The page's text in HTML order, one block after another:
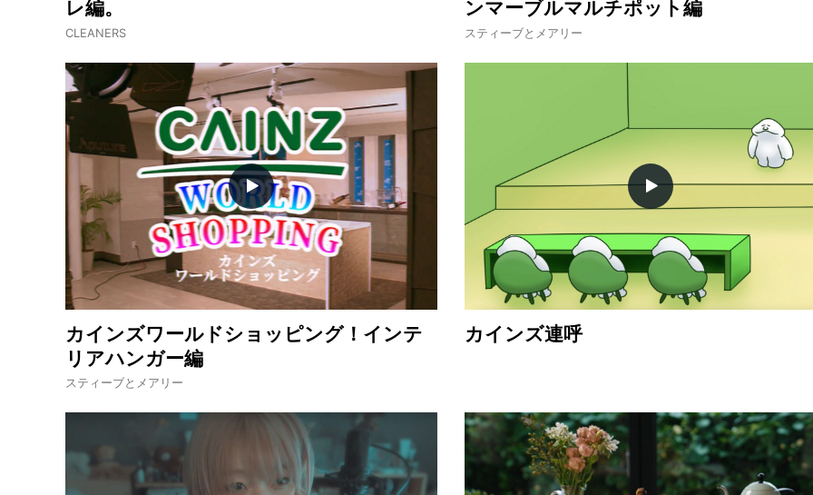
レ編。
CLEANERS
ンマーブルマルチポット編
スティーブとメアリー
カインズワールドショッピング！インテ
リアハンガー編
スティーブとメアリー
カインズ連呼